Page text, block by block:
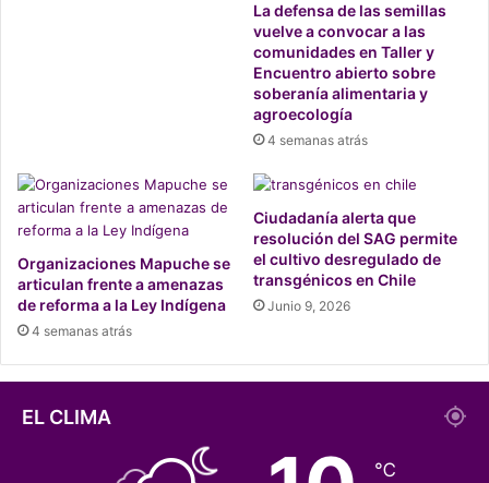
Santiago, Italia. Créditos: Gentileza Agencia
A través de diversasentrevistas filmadas por Moretti
los protagonistasse cuenta la historia de ese período
. Durante el cual diplomáticos italianos hicieron
lo posible para salvar muchas vidas.
A lo largo de los días de rodaje en Santiago, Nanni Moretti
distintos sectores de la capital, aprovechando de
entrevistar no sólo a quienes vivieron en carne propia
otras personalidades diversas.
La defensa de las semillas
vuelve a convocar a las
comunidades en Taller y
Encuentro abierto sobre
soberanía alimentaria y
agroecología
4 semanas atrás
Organizaciones Mapuche se
articulan frente a amenazas
de reforma a la Ley Indígena
4 semanas atrás
Ciudadanía alerta que
resolución del SAG permite
el cultivo desregulado de
transgénicos en Chile
Junio 9, 2026
EL CLIMA
℃